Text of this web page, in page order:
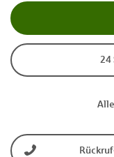
24